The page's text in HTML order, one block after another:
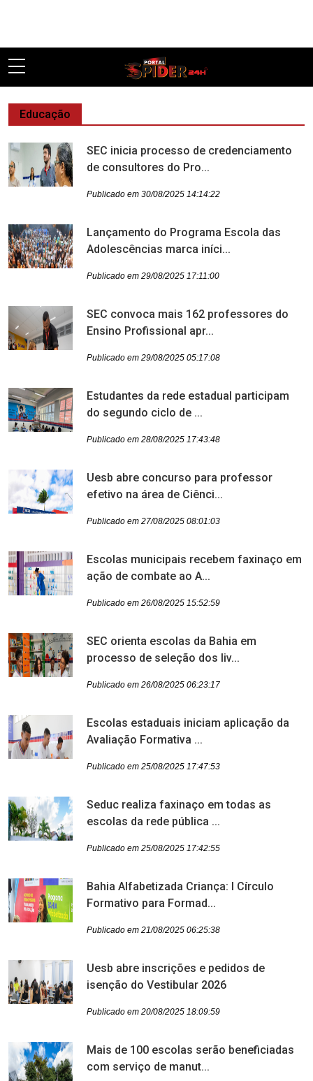
Educação
SEC inicia processo de credenciamento
de consultores do Pro...
Publicado em 30/08/2025 14:14:22
Lançamento do Programa Escola das
Adolescências marca iníci...
Publicado em 29/08/2025 17:11:00
SEC convoca mais 162 professores do
Ensino Profissional apr...
Publicado em 29/08/2025 05:17:08
Estudantes da rede estadual participam
do segundo ciclo de ...
Publicado em 28/08/2025 17:43:48
Uesb abre concurso para professor
efetivo na área de Ciênci...
Publicado em 27/08/2025 08:01:03
Escolas municipais recebem faxinaço em
ação de combate ao A...
Publicado em 26/08/2025 15:52:59
SEC orienta escolas da Bahia em
processo de seleção dos liv...
Publicado em 26/08/2025 06:23:17
Escolas estaduais iniciam aplicação da
Avaliação Formativa ...
Publicado em 25/08/2025 17:47:53
Seduc realiza faxinaço em todas as
escolas da rede pública ...
Publicado em 25/08/2025 17:42:55
Bahia Alfabetizada Criança: I Círculo
Formativo para Formad...
Publicado em 21/08/2025 06:25:38
Uesb abre inscrições e pedidos de
isenção do Vestibular 2026
Publicado em 20/08/2025 18:09:59
Mais de 100 escolas serão beneficiadas
com serviço de manut...